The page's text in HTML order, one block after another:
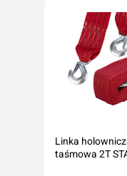
Linka
taśmowa 2T